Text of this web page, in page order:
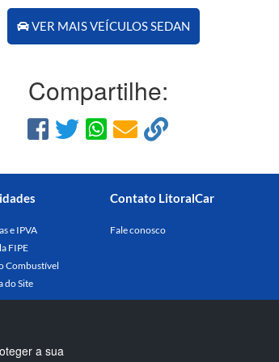
VER MAIS VEÍCULOS SEDAN
Compartilhe:
e IPVA
FIPE
Combustível
do Site
Contato LitoralCar
Fale conosco
a sua